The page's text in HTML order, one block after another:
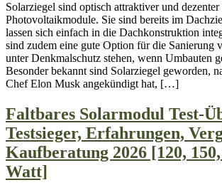
Solarziegel sind optisch attraktiver und
Photovoltaikmodule. Sie sind bereits im
lassen sich einfach in die Dachkonstruktion
sind zudem eine gute Option für die Sanierung
unter Denkmalschutz stehen, wenn Umbauten
Besonder bekannt sind Solarziegel geworden,
Chef Elon Musk angekündigt hat, […]
Faltbares Solarmodul Test-
Testsieger, Erfahrungen,
Kaufberatung 2026 [120,
Watt]